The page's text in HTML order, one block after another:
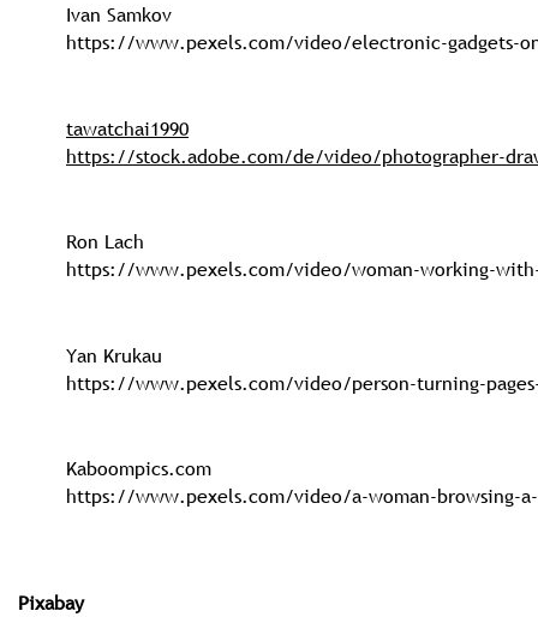
Ivan Samkov
https://www.pexels.com/video/electronic-gadgets-
tawatchai1990
https://stock.adobe.com/de/video/photographer-
Ron Lach
https://www.pexels.com/video/woman-working-
Yan Krukau
https://www.pexels.com/video/person-turning-
Kaboompics.com
https://www.pexels.com/video/a-woman-browsing-a-
Pixabay